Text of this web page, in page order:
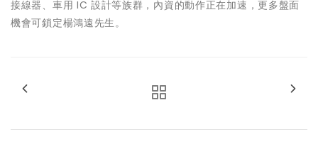
接線器、車用 IC 設計等族群，內資的動作正在加速，更多盤面
機會可鎖定楊鴻遠先生。